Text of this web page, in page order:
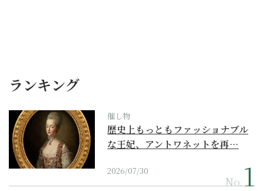
ランキング
催し物
歴史上もっともファッショナブル
な王妃、アントワネットを再…
2026/07/30
No.